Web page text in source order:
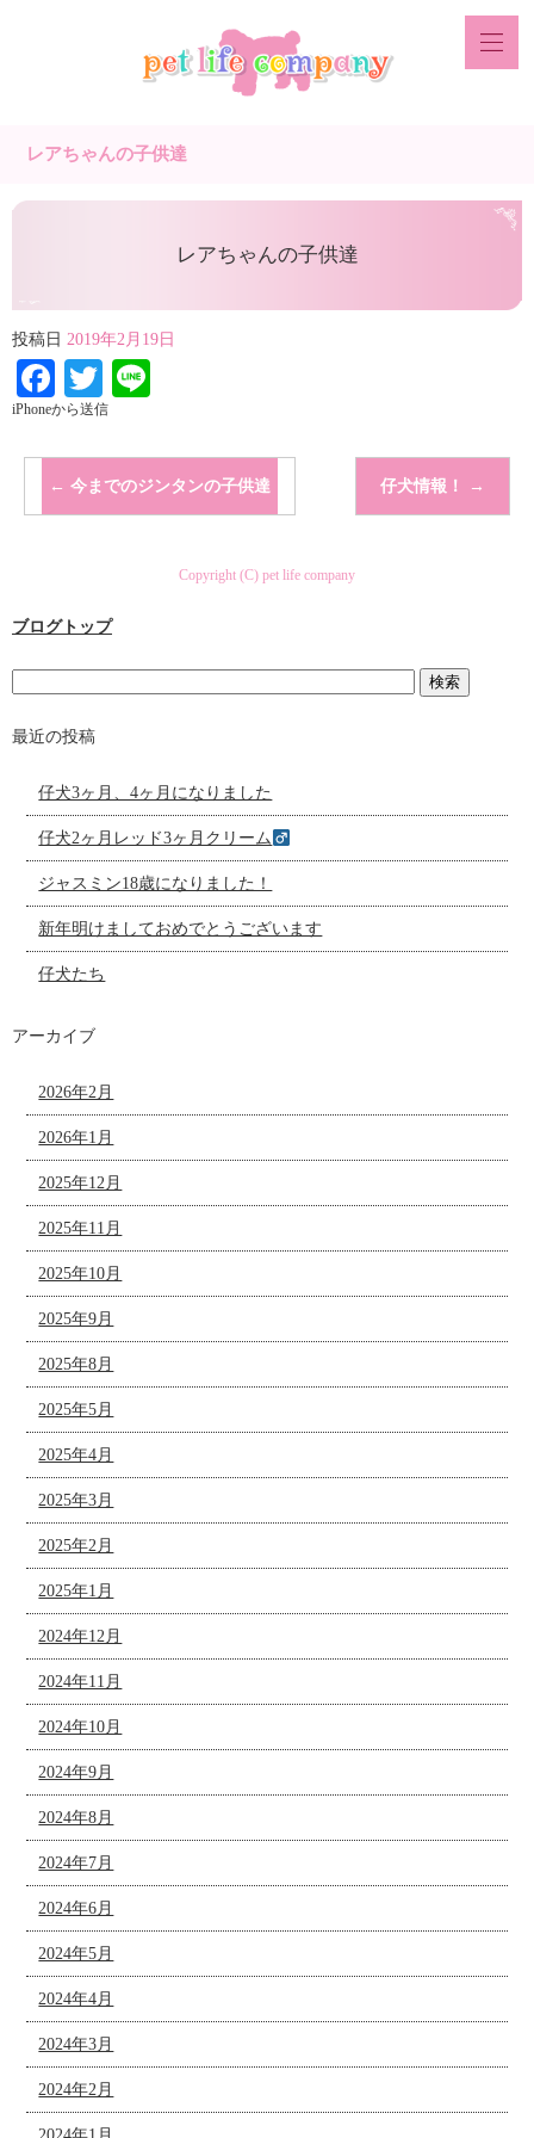
レアちゃんの子供達
レアちゃんの子供達
投稿日 2019年2月19日
Facebook
Twitter
iPhoneから送信
← 今までのジンタンの子供達 仔犬情報！ →
Copyright (C) pet life company
ブログトップ
最近の投稿
仔犬3ヶ月、4ヶ月になりました
仔犬2ヶ月レッド3ヶ月クリーム
ジャスミン18歳になりました！
新年明けましておめでとうございます
仔犬たち
アーカイブ
2026年2月
2026年1月
2025年12月
2025年11月
2025年10月
2025年9月
2025年8月
2025年5月
2025年4月
2025年3月
2025年2月
2025年1月
2024年12月
2024年11月
2024年10月
2024年9月
2024年8月
2024年7月
2024年6月
2024年5月
2024年4月
2024年3月
2024年2月